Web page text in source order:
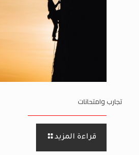
تجارب وامتحانات
قراءة المزيد